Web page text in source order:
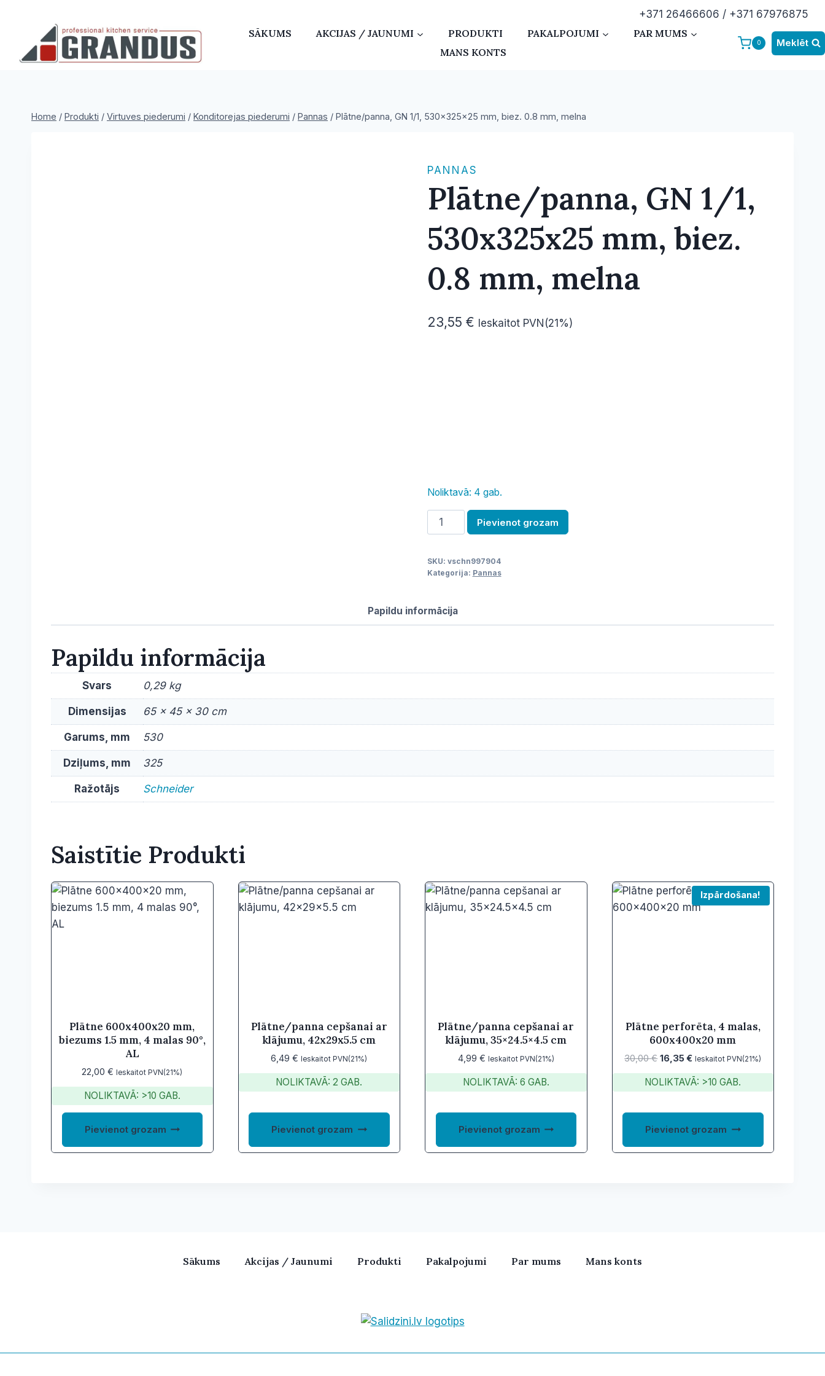
+371 26466606 / +371 67976875
SĀKUMS
AKCIJAS / JAUNUMI PRODUKTI PAKALPOJUMI
PAR MUMS
MANS KONTS
0 Meklēt
Home / Produkti / Virtuves piederumi / Konditorejas piederumi / Pannas / Plātne/panna, GN 1/1, 530x325x25 mm, biez. 0.8 mm, melna
PANNAS
Plātne/panna, GN 1/1,
530x325x25 mm, biez.
0.8 mm, melna
23,55 € Ieskaitot PVN(21%)
Noliktavā: 4 gab.
Plātne/panna,
GN
530x325x25
0.8
Pievienot grozam
SKU: vschn997904
Kategorija: Pannas
Papildu informācija
Papildu informācija
Svars 0,29 kg
Dimensijas 65 × 45 × 30 cm
Garums, mm 530
Dziļums, mm 325
Ražotājs Schneider
Saistītie Produkti
Plātne 600x400x20 mm,
biezums 1.5 mm, 4 malas 90°,
AL
22,00€ Ieskaitot PVN(21%)
NOLIKTAVĀ: >10 GAB.
Pievienot grozam
Plātne/panna cepšanai ar
klājumu, 42x29x5.5 cm
6,49€ Ieskaitot PVN(21%)
NOLIKTAVĀ: 2 GAB.
Pievienot grozam
Plātne/panna cepšanai ar
klājumu, 35×24.5×4.5 cm
4,99 € Ieskaitot PVN(21%)
NOLIKTAVĀ: 6 GAB.
Pievienot grozam
Izpārdošana!
Plātne perforēta, 4 malas,
600x400x20 mm
30,00€ Original
price
was:
16,35€Current
price
is:
Ieskaitot PVN(21%)
NOLIKTAVĀ: >10 GAB.
Pievienot grozam
Sākums Akcijas / Jaunumi Produkti Pakalpojumi Par mums Mans konts